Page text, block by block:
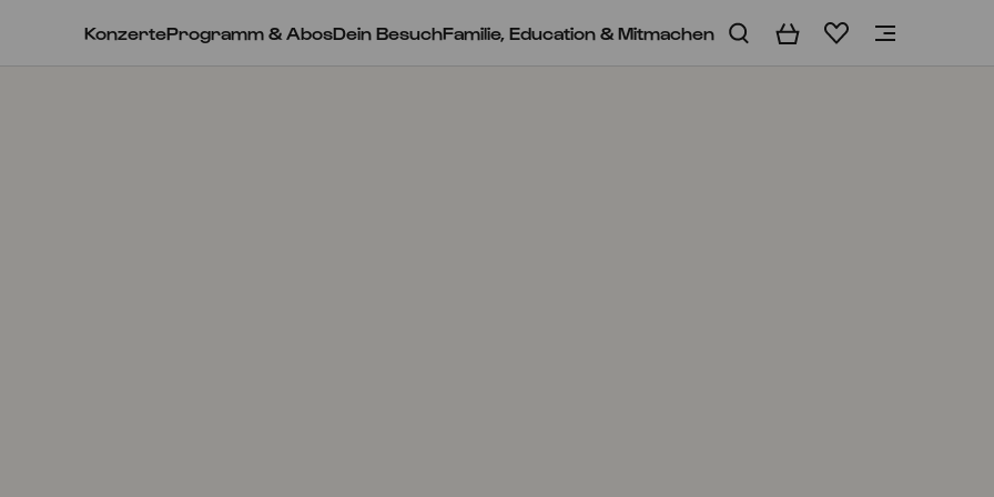
KonzerteProgramm & AbosDein BesuchFamilie, Education & Mitmachen WarenkorbMerkliste